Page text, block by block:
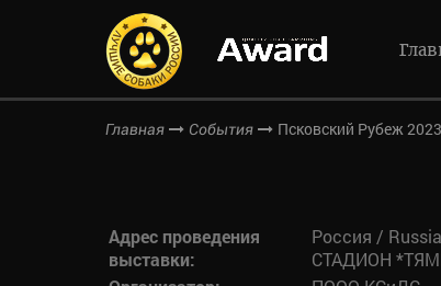
Главная События Псковский Рубеж 2023
Адрес проведения
выставки:
Россия /
СТАДИОН